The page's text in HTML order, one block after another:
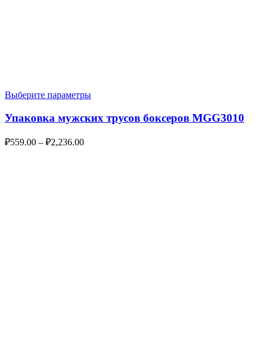
Выберите параметры
Упаковка мужских трусов боксеров MGG3010
₽559.00 – ₽2,236.00